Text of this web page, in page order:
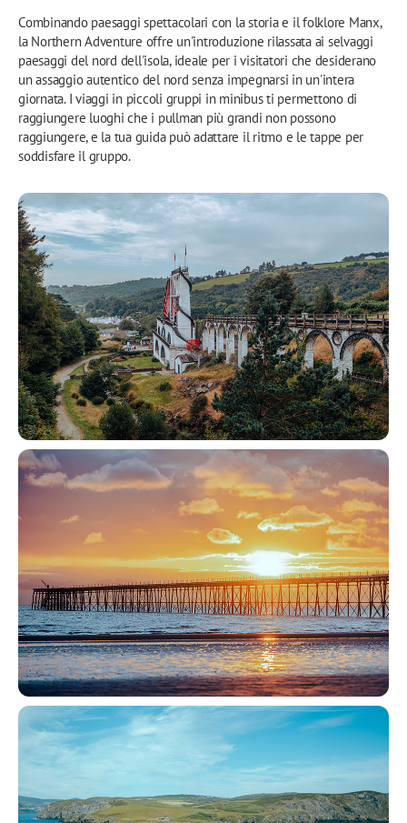
Combinando paesaggi spettacolari con la storia e il folklore Manx,
la Northern Adventure offre un'introduzione rilassata ai selvaggi
paesaggi del nord dell'isola, ideale per i visitatori che desiderano
un assaggio autentico del nord senza impegnarsi in un'intera
giornata. I viaggi in piccoli gruppi in minibus ti permettono di
raggiungere luoghi che i pullman più grandi non possono
raggiungere, e la tua guida può adattare il ritmo e le tappe per
soddisfare il gruppo.